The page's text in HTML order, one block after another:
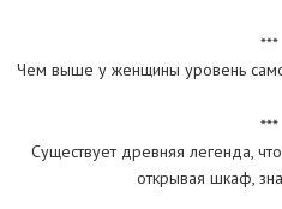
***
Чем выше у женщины уровень
***
Существует древняя легенда,
открывая шкаф,